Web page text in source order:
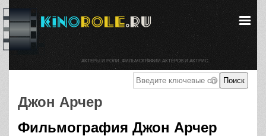
Джон Арчер
Фильмография Джон Арчер
АКТЕРЫ И РОЛИ. ФИЛЬМОГРАФИИ АКТЕРОВ И АКТРИС.